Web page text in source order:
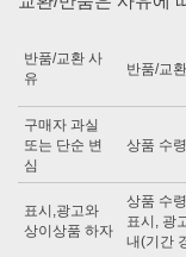
반품/교환 사
유
반품/교
구매자 과실
또는 단순 변
심
상품 수
표시,광고와
상이상품 하자
상품 수
표시, 광
내(기간